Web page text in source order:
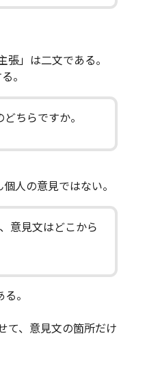
張」は二文である。
。
ちらですか。
人の意見ではない。
意見文はどこから
。
て、意見文の箇所だけ